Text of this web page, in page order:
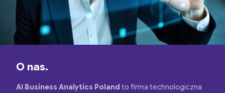
O nas.
AI Business Analytics Poland to firma technologiczna